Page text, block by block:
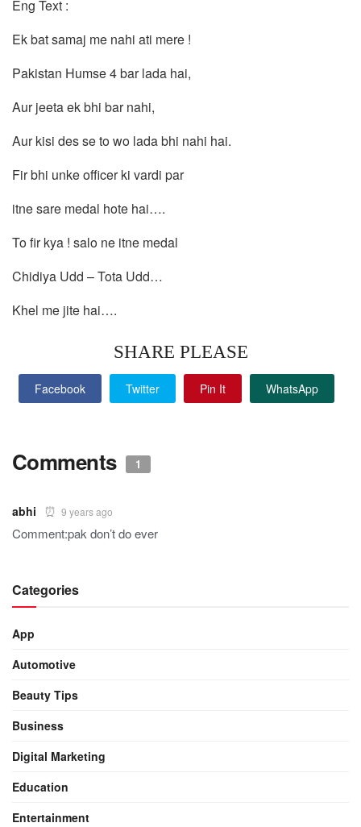
Eng Text :
Ek bat samaj me nahi ati mere !
Pakistan Humse 4 bar lada hai,
Aur jeeta ek bhi bar nahi,
Aur kisi des se to wo lada bhi nahi hai.
Fir bhi unke officer ki vardi par
itne sare medal hote hai….
To fir kya ! salo ne itne medal
Chidiya Udd – Tota Udd…
Khel me jite hai….
SHARE PLEASE
Facebook Twitter Pin It WhatsApp
Comments 1
abhi 9 years ago
Comment:pak don’t do ever
Categories
App
Automotive
Beauty Tips
Business
Digital Marketing
Education
Entertainment